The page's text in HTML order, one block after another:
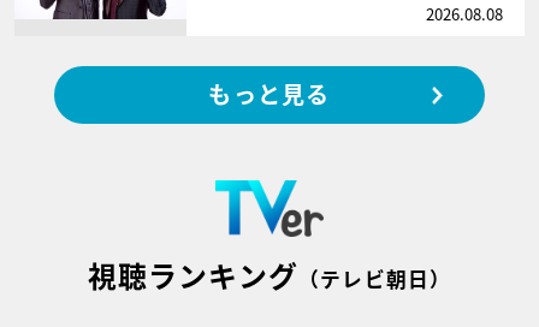
2026.08.08
もっと見る
視聴ランキング （テレビ朝日）